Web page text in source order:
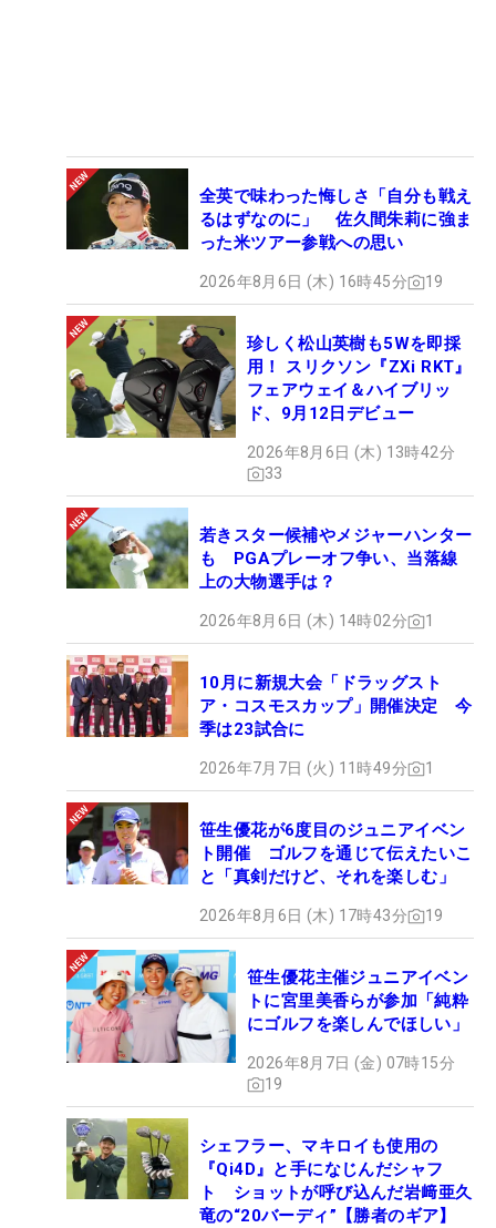
全英で味わった悔しさ「自分も戦え
るはずなのに」 佐久間朱莉に強ま
った米ツアー参戦への思い
2026年8月6日 (木) 16時45分 19
珍しく松山英樹も5Wを即採
用！ スリクソン『ZXi RKT』
フェアウェイ＆ハイブリッ
ド、9月12日デビュー
2026年8月6日 (木) 13時42分
33
若きスター候補やメジャーハンター
も PGAプレーオフ争い、当落線
上の大物選手は？
2026年8月6日 (木) 14時02分 1
10月に新規大会「ドラッグスト
ア・コスモスカップ」開催決定 今
季は23試合に
2026年7月7日 (火) 11時49分 1
笹生優花が6度目のジュニアイベン
ト開催 ゴルフを通じて伝えたいこ
と「真剣だけど、それを楽しむ」
2026年8月6日 (木) 17時43分 19
笹生優花主催ジュニアイベン
トに宮里美香らが参加「純粋
にゴルフを楽しんでほしい」
2026年8月7日 (金) 07時15分
19
シェフラー、マキロイも使用の
『Qi4D』と手になじんだシャフ
ト ショットが呼び込んだ岩﨑亜久
竜の“20バーディ”【勝者のギア】